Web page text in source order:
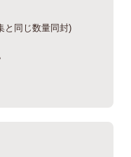
と同じ数量同封)